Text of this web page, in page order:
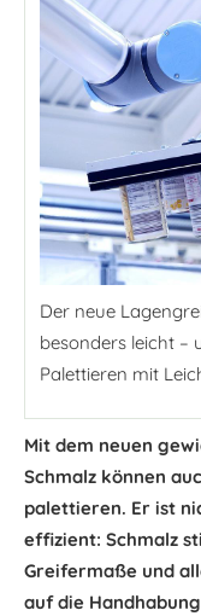
Der neue
besonders leicht –
Palettieren mit
Mit dem neuen
Schmalz können
palettieren. Er ist
effizient: Schmalz
Greifermaße und
auf die